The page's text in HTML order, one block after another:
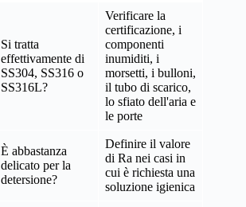
Si tratta
effettivamente di
SS304, SS316 o
SS316L?
Verificare la
certificazione, i
componenti
inumiditi, i
morsetti, i bulloni,
il tubo di scarico,
lo sfiato dell'aria e
le porte
È abbastanza
delicato per la
detersione?
Definire il valore
di Ra nei casi in
cui è richiesta una
soluzione igienica